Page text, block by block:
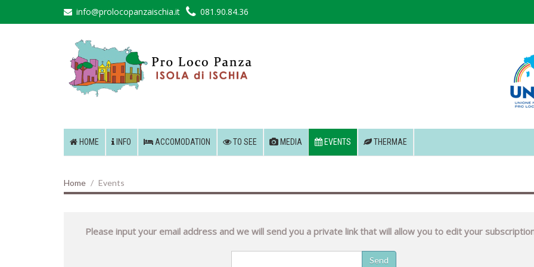
info@prolocopanzaischia.it 081.90.84.36
HOME INFO ACCOMODATION TO SEE MEDIA EVENTS THERMAE
Home Events
Please input your email address and we will send you a private link that will allow you to edit your
Send